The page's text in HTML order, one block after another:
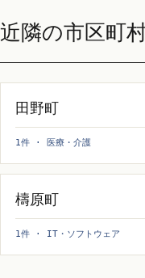
近隣の市区町
田野町
1件 · 医療・介護
檮原町
1件 · IT・ソフトウェア